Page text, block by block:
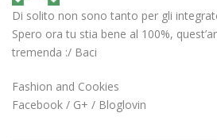
Di solito non sono tanto per gli
Spero ora tu stia bene al 100%,
tremenda :/ Baci
Fashion and Cookies
Facebook / G+ / Bloglovin